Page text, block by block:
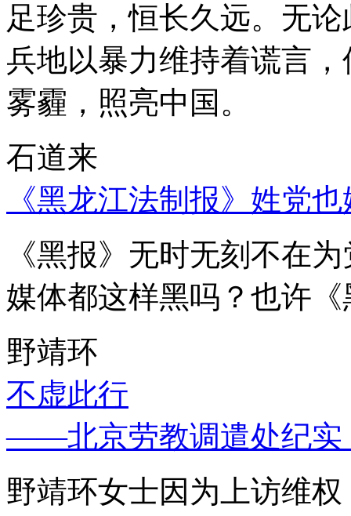
足珍贵，恒长久远。无
兵地以暴力维持着谎言
雾霾，照亮中国。
石道来
《黑龙江法制报》姓党
《黑报》无时无刻不在
媒体都这样黑吗？也许
野靖环
不虚此行
——北京劳教调遣处纪实
野靖环女士因为上访维